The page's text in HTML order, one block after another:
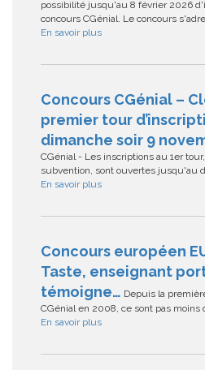
possibilité jusqu'au 8 février 2026
concours CGénial. Le concours
En savoir plus
Concours CGénial –
premier tour
dimanche soir 9
CGénial - Les inscriptions au 1er
subvention, sont ouvertes jusqu'au
En savoir plus
Concours européen
Taste, enseignant
témoigne… Depuis la
CGénial en 2008, ce sont pas moins
En savoir plus